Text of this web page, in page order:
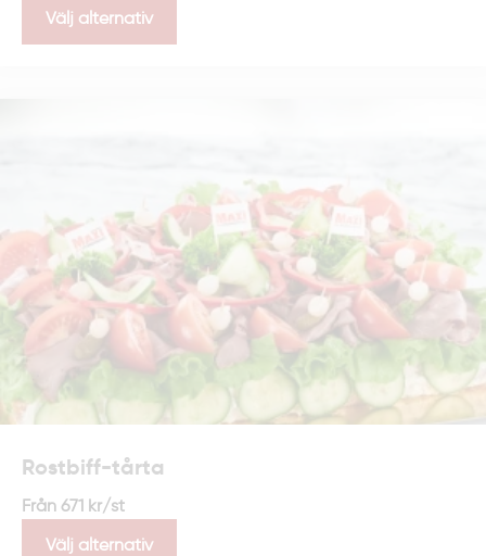
Välj alternativ
Rostbiff-tårta
Från 671 kr/st
Välj alternativ